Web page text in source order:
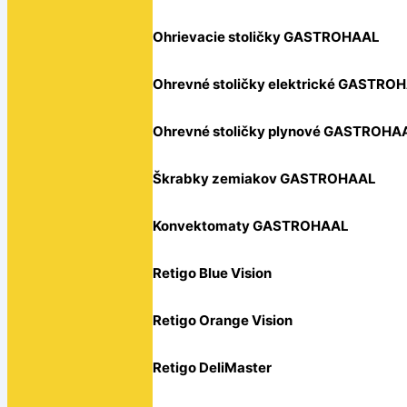
Ohrievacie stoličky GASTROHAAL
Ohrevné stoličky elektrické
Ohrevné stoličky plynové
Škrabky zemiakov GASTROHAAL
Konvektomaty GASTROHAAL
Retigo Blue Vision
Retigo Orange Vision
Retigo DeliMaster